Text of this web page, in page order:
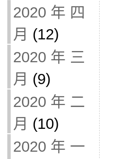
2020 年 四
月 (12)
2020 年 三
月 (9)
2020 年 二
月 (10)
2020 年 一